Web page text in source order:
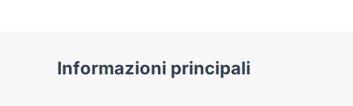
Informazioni principali